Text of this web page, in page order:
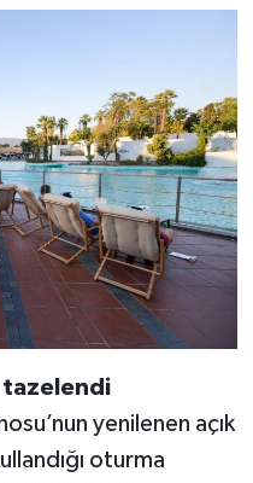
tazelendi
yenilenen açık
oturma